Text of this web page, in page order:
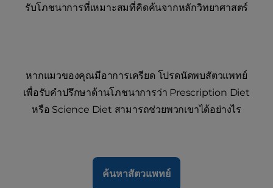
รับโภชนาการที่เหมาะสมที่คิดค้นจากหลักวิทยาศาสตร์
หากแมวของคุณมีอาการเครียด โปรดนัดพบสัตวแพทย์
เพื่อรับคำปรึกษาด้านโภชนาการว่า Prescription Diet
หรือ Science Diet สามารถช่วยพวกเขาได้อย่างไร
ค้นหาสัตวแพทย์